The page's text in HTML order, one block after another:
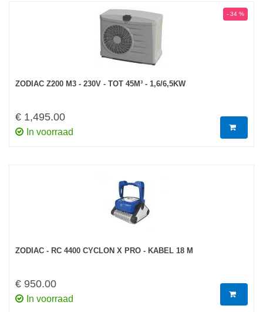
- 34 %
ZODIAC Z200 M3 - 230V - TOT 45M³ - 1,6/6,5KW
€ 1,495.00
In voorraad
ZODIAC - RC 4400 CYCLON X PRO - KABEL 18 M
€ 950.00
In voorraad